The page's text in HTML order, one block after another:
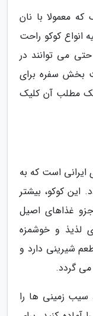
که معمولا با نان
انواع کوکو راحت
می توانند در
بخش سفره برای
مطلب آن کلیک
است که به
کوکو، بیشتر
غذاهای اصیل
لذیذ و خوشمزه
شیرینی دارد و
می گردد.
سیب زمینی ها را